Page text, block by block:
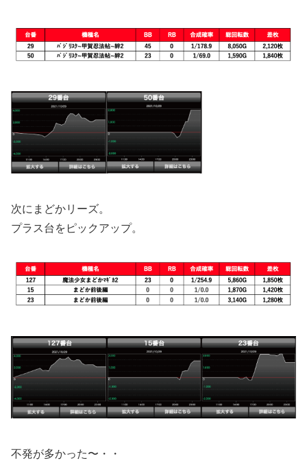
次にまどかリーズ。
プラス台をピックアップ。
不発が多かった〜・・